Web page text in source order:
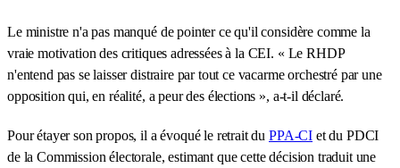
Le ministre n'a pas manqué de pointer ce qu'il considère comme la
vraie motivation des critiques adressées à la CEI. « Le RHDP
n'entend pas se laisser distraire par tout ce vacarme orchestré par une
opposition qui, en réalité, a peur des élections », a-t-il déclaré.
Pour étayer son propos, il a évoqué le retrait du PPA-CI et du PDCI
de la Commission électorale, estimant que cette décision traduit une